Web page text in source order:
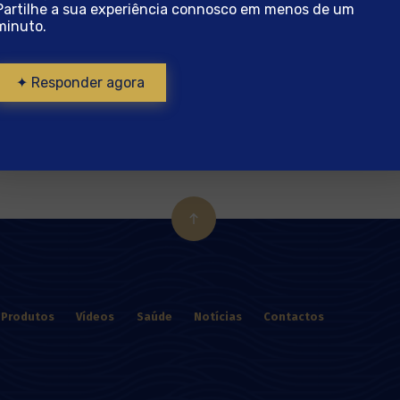
€
adicionar
Produtos Vídeos Saúde Notícias Contactos
a sua experiência connosco em menos de um
✦ Responder agora